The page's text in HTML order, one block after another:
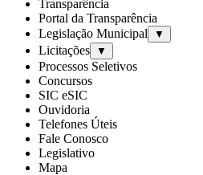
Transparência
Portal da Transparência
Legislação Municipal
▼
Licitações ▼
Processos Seletivos
Concursos
SIC eSIC
Ouvidoria
Telefones Úteis
Fale Conosco
Legislativo
Mapa